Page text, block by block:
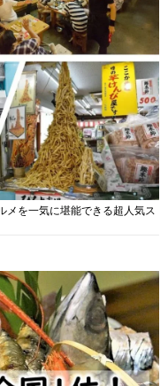
メを一気に堪能できる超人気ス